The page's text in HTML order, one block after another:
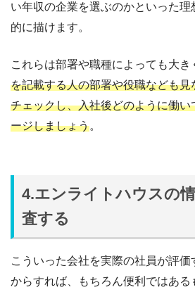
い年収の企業を選ぶのかといった
的に描けます。
これらは部署や職種によっても大き
を記載する人の部署や役職なども
チェックし、入社後どのように働
ージしましょう。
4.エンライトハウスの
査する
こういった会社を実際の社員が評
からすれば、もちろん便利ではある